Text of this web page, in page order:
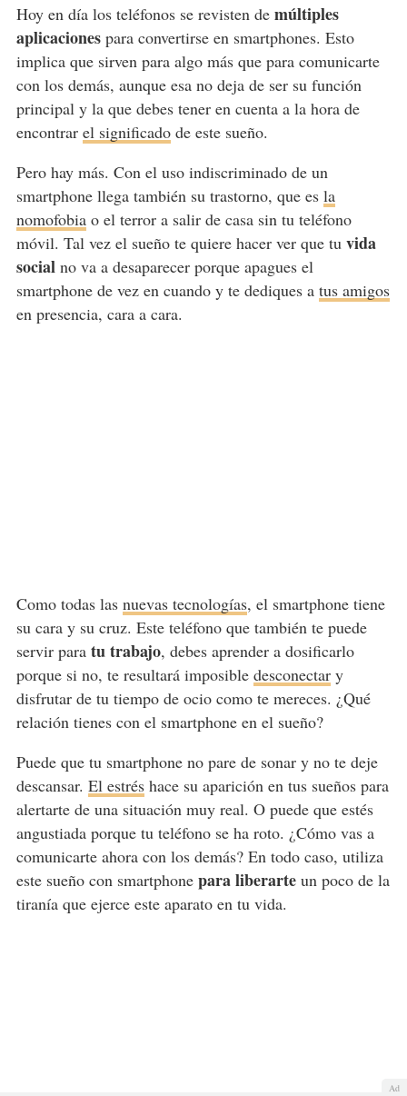
Hoy en día los teléfonos se revisten de múltiples
aplicacionespara convertirse en smartphones. Esto
implica que sirven para algo más que para comunicarte
con los demás, aunque esa no deja de ser su función
principal y la que debes tener en cuenta a la hora de
encontrar el significadode este sueño.
Pero hay más. Con el uso indiscriminado de un
smartphone llega también su trastorno, que es la
nomofobiao el terror a salir de casa sin tu teléfono
móvil. Tal vez el sueño te quiere hacer ver que tu vida
socialno va a desaparecer porque apagues el
smartphone de vez en cuando y te dediques a tus amigos
en presencia, cara a cara.
Como todas las nuevas tecnologías, el smartphone tiene
su cara y su cruz. Este teléfono que también te puede
servir para tu trabajo, debes aprender a dosificarlo
porque si no, te resultará imposible desconectary
disfrutar de tu tiempo de ocio como te mereces. ¿Qué
relación tienes con el smartphone en el sueño?
Puede que tu smartphone no pare de sonar y no te deje
descansar. El estréshace su aparición en tus sueños para
alertarte de una situación muy real. O puede que estés
angustiada porque tu teléfono se ha roto. ¿Cómo vas a
comunicarte ahora con los demás? En todo caso, utiliza
este sueño con smartphone para liberarteun poco de la
tiranía que ejerce este aparato en tu vida.
Ad